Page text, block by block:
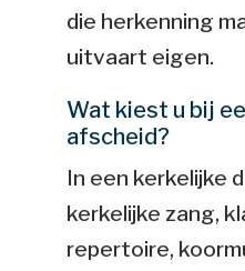
die herkenning
uitvaart eigen.
Wat kiest u bij
afscheid?
In een kerkelijke
kerkelijke zang,
repertoire,